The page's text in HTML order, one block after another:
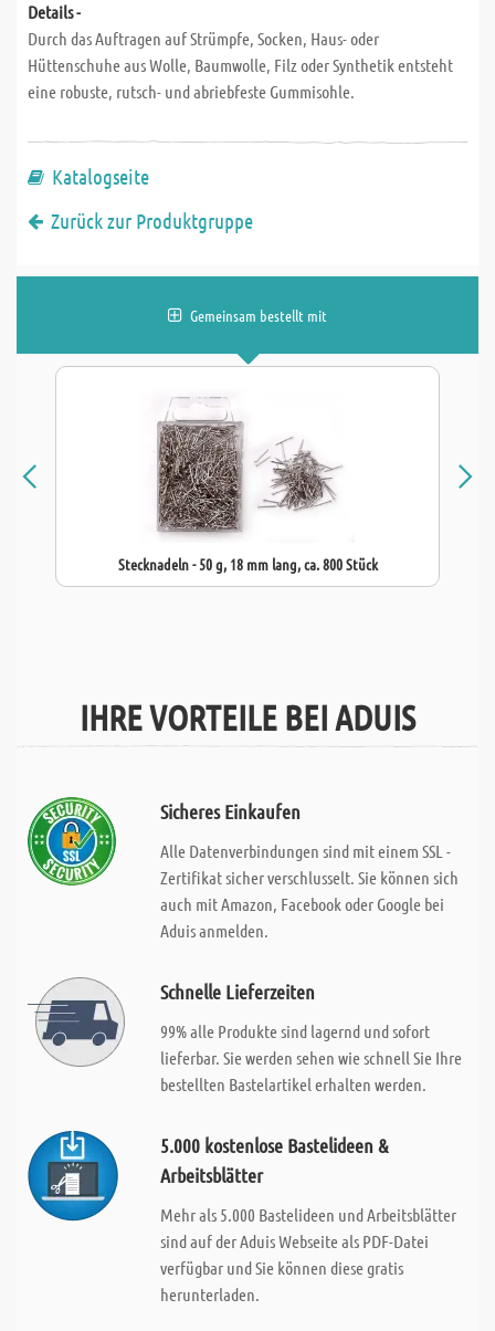
Details -
Durch das Auftragen auf Strümpfe, Socken, Haus- oder
Hüttenschuhe aus Wolle, Baumwolle, Filz oder Synthetik entsteht
eine robuste, rutsch- und abriebfeste Gummisohle.
Katalogseite
Zurück zur Produktgruppe
Gemeinsam bestellt mit
Stecknadeln - 50 g, 18 mm lang, ca. 800 Stück
IHRE VORTEILE BEI ADUIS
Sicheres Einkaufen
Alle Datenverbindungen sind mit einem SSL -
Zertifikat sicher verschlusselt. Sie können sich
auch mit Amazon, Facebook oder Google bei
Aduis anmelden.
Schnelle Lieferzeiten
99% alle Produkte sind lagernd und sofort
lieferbar. Sie werden sehen wie schnell Sie Ihre
bestellten Bastelartikel erhalten werden.
5.000 kostenlose Bastelideen &
Arbeitsblätter
Mehr als 5.000 Bastelideen und Arbeitsblätter
sind auf der Aduis Webseite als PDF-Datei
verfügbar und Sie können diese gratis
herunterladen.